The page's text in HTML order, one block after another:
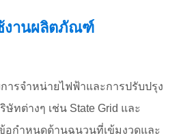
งานผลิตภัณฑ์
ารจำหน่ายไฟฟ้าและการปรับปรุง
ทต่างๆ เช่น State Grid และ
อกำหนดด้านฉนวนที่เข้มงวดและ